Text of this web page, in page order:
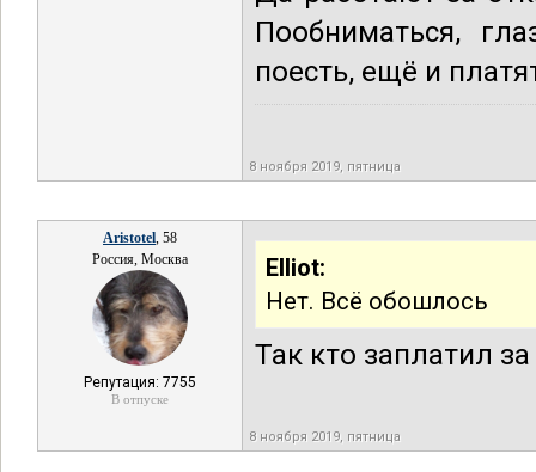
Пообниматься,
поесть, ещё и
8 ноября 2019, пятница
Aristotel, 58
Россия, Москва
Репутация: 7755
В отпуске
Elliot:
Нет. Всё обошлось
Так кто заплатил
8 ноября 2019, пятница